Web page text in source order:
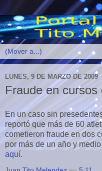
LUNES, 9 DE MARZO DE 2009
Fraude en cursos
En un caso sin
reportó que más de 60
cometieron fraude en dos
por más de un año y
aquí.